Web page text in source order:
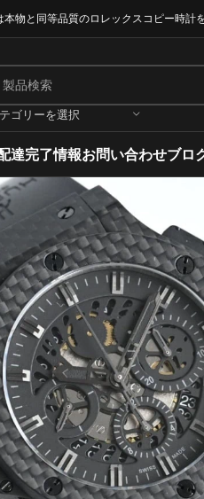
物と同等品質のロレックスコピー時
ゴリーを選択
達完了情報お問い合わせブロ